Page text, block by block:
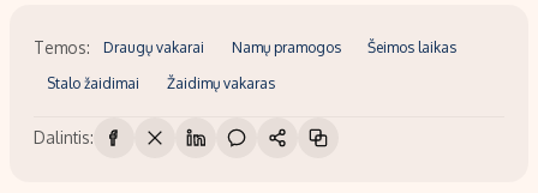
Temos: Draugų vakarai Namų pramogos Šeimos laikas
Stalo žaidimai Žaidimų vakaras
Dalintis: